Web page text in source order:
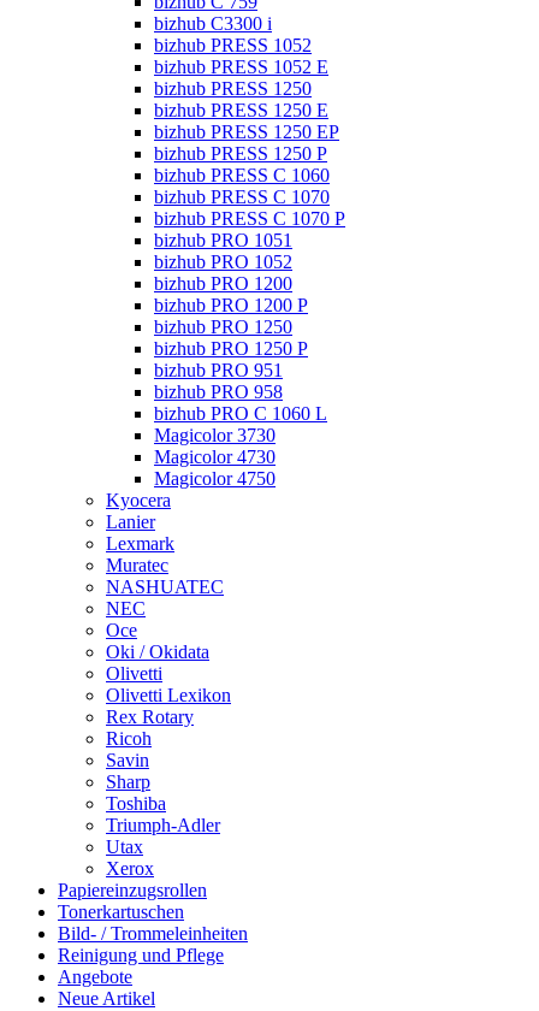
bizhub C3300 i
bizhub PRESS 1052
bizhub PRESS 1052 E
bizhub PRESS 1250
bizhub PRESS 1250 E
bizhub PRESS 1250 EP
bizhub PRESS 1250 P
bizhub PRESS C 1060
bizhub PRESS C 1070
bizhub PRESS C 1070 P
bizhub PRO 1051
bizhub PRO 1052
bizhub PRO 1200
bizhub PRO 1200 P
bizhub PRO 1250
bizhub PRO 1250 P
bizhub PRO 951
bizhub PRO 958
bizhub PRO C 1060 L
Magicolor 3730
Magicolor 4730
Magicolor 4750
Kyocera
Lanier
Lexmark
Muratec
NASHUATEC
NEC
Oce
Oki / Okidata
Olivetti
Olivetti Lexikon
Rex Rotary
Ricoh
Savin
Sharp
Toshiba
Triumph-Adler
Utax
Xerox
Papiereinzugsrollen
Tonerkartuschen
Bild- / Trommeleinheiten
Reinigung und Pflege
Angebote
Neue Artikel